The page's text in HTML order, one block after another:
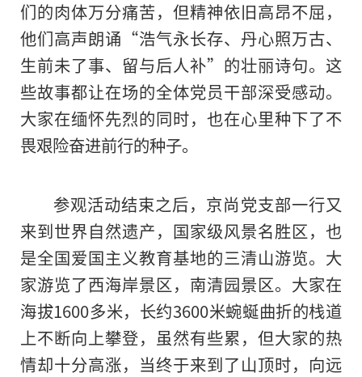
们的肉体万分痛苦，但精神依旧高昂不屈，
他们高声朗诵“浩气永长存、丹心照万古、
生前未了事、留与后人补”的壮丽诗句。这
些故事都让在场的全体党员干部深受感动。
大家在缅怀先烈的同时，也在心里种下了不
畏艰险奋进前行的种子。
参观活动结束之后，京尚党支部一行又
来到世界自然遗产，国家级风景名胜区，也
是全国爱国主义教育基地的三清山游览。大
家游览了西海岸景区，南清园景区。大家在
海拔1600多米，长约3600米蜿蜒曲折的栈道
上不断向上攀登，虽然有些累，但大家的热
情却十分高涨，当终于来到了山顶时，向远